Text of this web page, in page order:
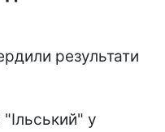
результати
у